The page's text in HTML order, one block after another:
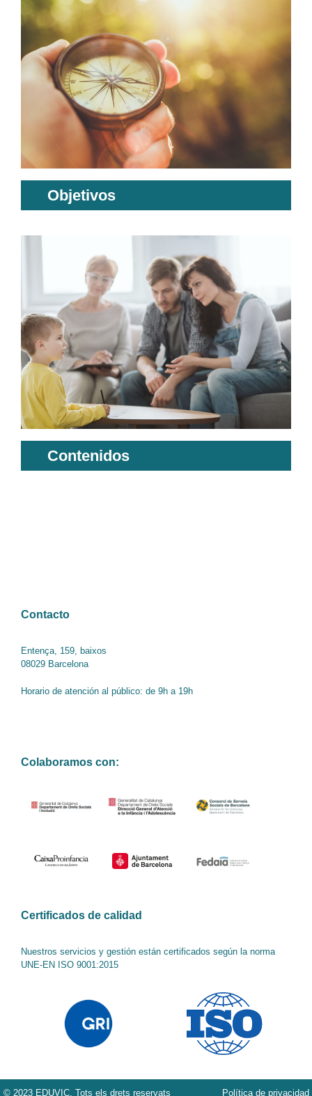
Objetivos
Contenidos
Contacto
Entença, 159, baixos
08029 Barcelona
Horario de atención al público: de 9h a 19h
Colaboramos con:
Certificados de calidad
Nuestros servicios y gestión están certificados según la norma
UNE-EN ISO 9001:2015
© 2023 EDUVIC. Tots els drets reservats Política de privacidad